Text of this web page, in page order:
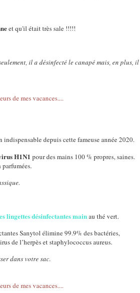
et qu'il était très sale !!!!!
il a désinfecté le canapé mais, en plus, il
depuis cette fameuse année 2020.
H1N1 pour des mains 100 % propres, saines.
parfumées.
lingettes désinfectantes mainau thé vert.
Sanytol élimine 99.9% des bactéries,
de l’herpès et staphylococcus aureus.
dans votre sac.